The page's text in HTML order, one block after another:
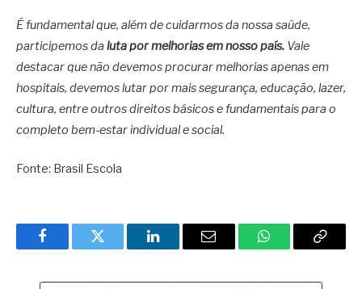
É fundamental que, além de cuidarmos da nossa saúde,
participemos da luta por melhorias em nosso país. Vale
destacar que não devemos procurar melhorias apenas em
hospitais, devemos lutar por mais segurança, educação, lazer,
cultura, entre outros direitos básicos e fundamentais para o
completo bem-estar individual e social.
Fonte: Brasil Escola
FacebookTwitter LinkedInEmail WhatsAppCopy